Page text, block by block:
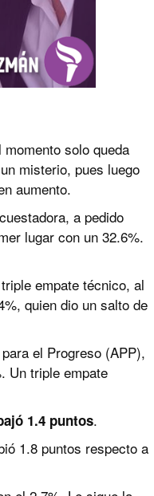
solo queda
misterio, pues luego
aumento.
a pedido
lugar con un 32.6%.
empate técnico, al
quien dio un salto de
el Progreso (APP),
Un triple empate
1.4 puntos.
1.8 puntos respecto a